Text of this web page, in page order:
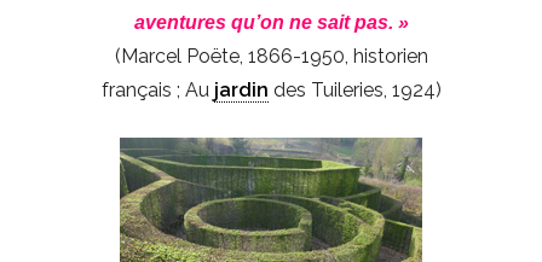
aventures qu’on ne sait pas. »
(Marcel Poëte, 1866-1950, historien
français ; Au jardin des Tuileries, 1924)